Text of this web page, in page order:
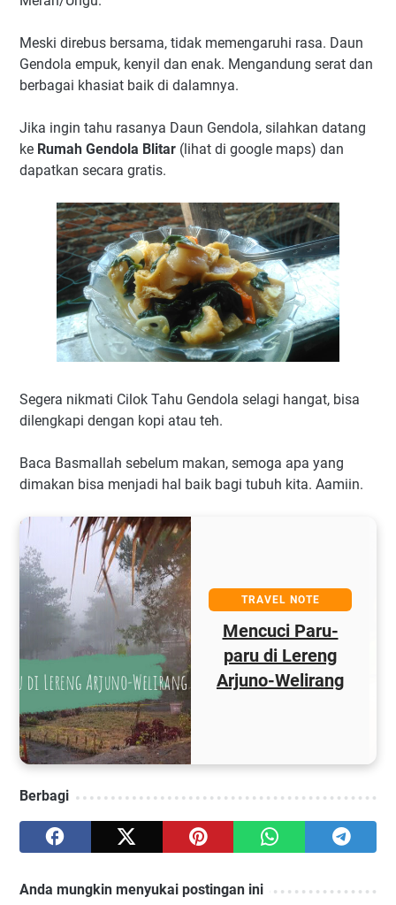
Meski direbus bersama, tidak memengaruhi rasa. Daun
Gendola empuk, kenyil dan enak. Mengandung serat dan
berbagai khasiat baik di dalamnya.
Jika ingin tahu rasanya Daun Gendola, silahkan datang
ke Rumah Gendola Blitar (lihat di google maps) dan
dapatkan secara gratis.
Segera nikmati Cilok Tahu Gendola selagi hangat, bisa
dilengkapi dengan kopi atau teh.
Baca Basmallah sebelum makan, semoga apa yang
dimakan bisa menjadi hal baik bagi tubuh kita. Aamiin.
NOTE
Paru-
Lereng
Welirang
Hingga
Berbagi
Anda mungkin menyukai postingan ini